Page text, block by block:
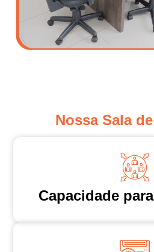
Nossa Sala
Capacidade